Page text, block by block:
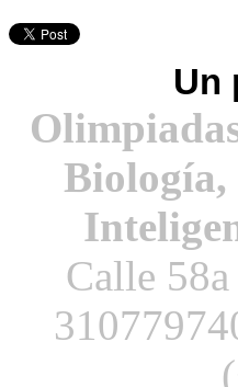
Un
Biología,
Calle